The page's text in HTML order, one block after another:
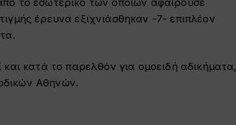
έρευνα εξιχνιάσθηκαν -7- επιπλέον
κατά το παρελθόν για ομοειδή αδικήματα,
Αθηνών.